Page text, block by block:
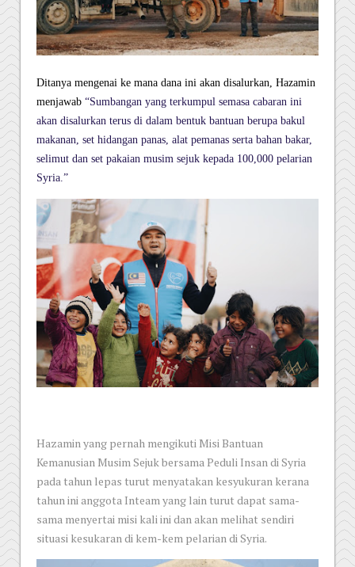
Ditanya mengenai ke mana dana ini akan disalurkan, Hazamin
menjawab “Sumbangan yang terkumpul semasa cabaran ini
akan disalurkan terus di dalam bentuk bantuan berupa bakul
makanan, set hidangan panas, alat pemanas serta bahan bakar,
selimut dan set pakaian musim sejuk kepada 100,000 pelarian
Syria.”
Hazamin yang pernah mengikuti Misi Bantuan
Kemanusian Musim Sejuk bersama Peduli Insan di Syria
pada tahun lepas turut menyatakan kesyukuran kerana
tahun ini anggota Inteam yang lain turut dapat sama-
sama menyertai misi kali ini dan akan melihat sendiri
situasi kesukaran di kem-kem pelarian di Syria.